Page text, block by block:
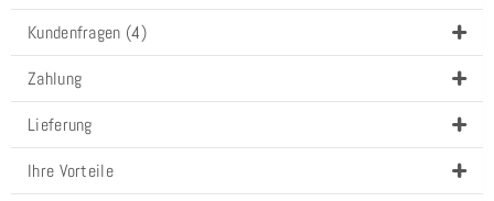
Kundenfragen (4)
Zahlung
Lieferung
Ihre Vorteile